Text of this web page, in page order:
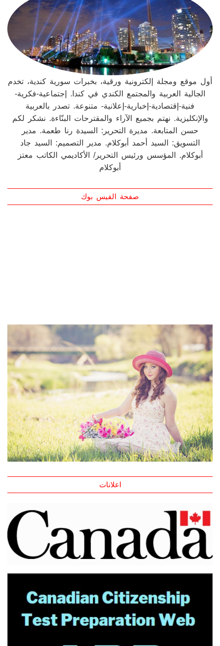
أول موقع ومجلة إلكترونية ورقية، بخبرات سورية كندية، تخدم
الجالية العربية والمجتمع الكندي في كندا. إجتماعية-فكرية-
فنية-إقتصادية-إخبارية-إعلانية- متنوعة. تصدر بالعربية
والإنكليزية. نهتم بجميع الآراء والمقترحات البنّاءة. نشكر لكم
حسن المتابعة. مديرة التحرير: السيدة رنا طعمة. مدير
أبوكلام. المؤسس ورئيس التحرير/ الأكاديمي الكاتب معتز
أبوكلام